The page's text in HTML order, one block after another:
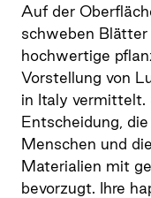
Auf der
schweben
hochwertige
Vorstellung von
in Italy vermittelt.
Entscheidung,
Menschen und
Materialien mit
bevorzugt. Ihre